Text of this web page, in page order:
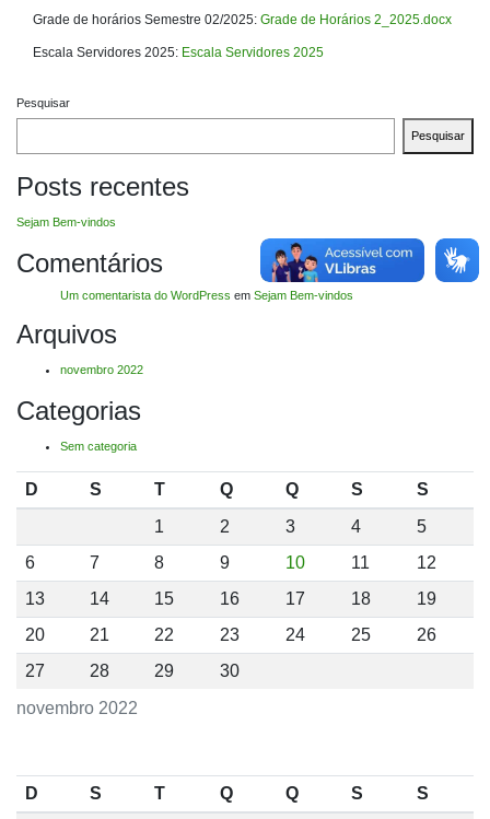
Grade de horários Semestre 02/2025: Grade de Horários 2_2025.docx
Escala Servidores 2025: Escala Servidores 2025
Pesquisar
Pesquisar
Posts recentes
Sejam Bem-vindos
Comentários
Um comentarista do WordPress em Sejam Bem-vindos
Arquivos
novembro 2022
Categorias
Sem categoria
novembro 2022
D S T Q Q S
S
1
2 3 4
5
6
7 8 9 10 11
12
13
14 15 16 17 18
19
20
21 22 23 24 25
26
27
28 29 30
D S T Q Q S S